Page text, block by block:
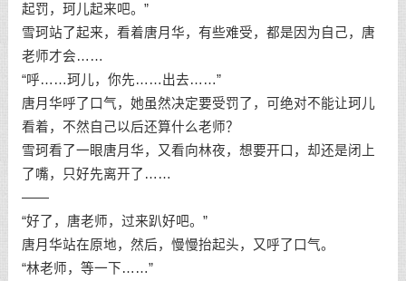
起罚，珂儿起来吧。”
雪珂站了起来，看着唐月华，有些难受，都是因为自己，唐
老师才会……
“呼……珂儿，你先……出去……”
唐月华呼了口气，她虽然决定要受罚了，可绝对不能让珂儿
看着，不然自己以后还算什么老师？
雪珂看了一眼唐月华，又看向林夜，想要开口，却还是闭上
了嘴，只好先离开了……
——
“好了，唐老师，过来趴好吧。”
唐月华站在原地，然后，慢慢抬起头，又呼了口气。
“林老师，等一下……”